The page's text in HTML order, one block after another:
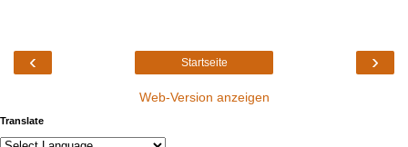
‹ ›
Startseite
Web-Version anzeigen
Translate